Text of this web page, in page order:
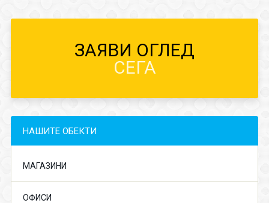
ЗАЯВИ ОГЛЕД
СЕГА
НАШИТЕ ОБЕКТИ
МАГАЗИНИ
ОФИСИ